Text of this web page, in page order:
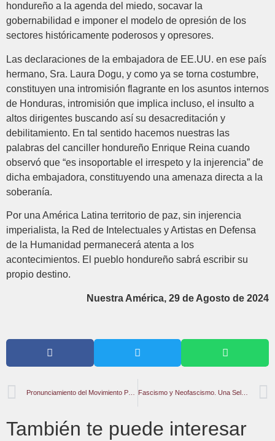
hondureño a la agenda del miedo, socavar la
gobernabilidad e imponer el modelo de opresión de los
sectores históricamente poderosos y opresores.
Las declaraciones de la embajadora de EE.UU. en ese país
hermano, Sra. Laura Dogu, y como ya se torna costumbre,
constituyen una intromisión flagrante en los asuntos internos
de Honduras, intromisión que implica incluso, el insulto a
altos dirigentes buscando así su desacreditación y
debilitamiento. En tal sentido hacemos nuestras las
palabras del canciller hondureño Enrique Reina cuando
observó que “es insoportable el irrespeto y la injerencia” de
dicha embajadora, constituyendo una amenaza directa a la
soberanía.
Por una América Latina territorio de paz, sin injerencia
imperialista, la Red de Intelectuales y Artistas en Defensa
de la Humanidad permanecerá atenta a los
acontecimientos. El pueblo hondureño sabrá escribir su
propio destino.
Nuestra América, 29 de Agosto de 2024
Pronunciamiento del Movimiento Pedagógico Bolivariano Ante el Despiadado Ataque a la Decisión Soberana del Pueblo Venezolano Fascismo y Neofascismo. Una Selección de Textos para un Debate Indispensable.
También te puede interesar